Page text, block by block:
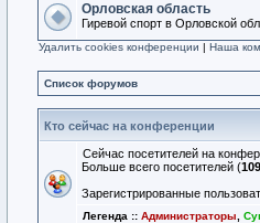
Орловская область
Гиревой спорт в Орловской
Удалить cookies конференции | Наша
Список форумов
Кто сейчас на конференции
Сейчас посетителей на
Больше всего посетителей (
Зарегистрированные
Легенда :: Администраторы